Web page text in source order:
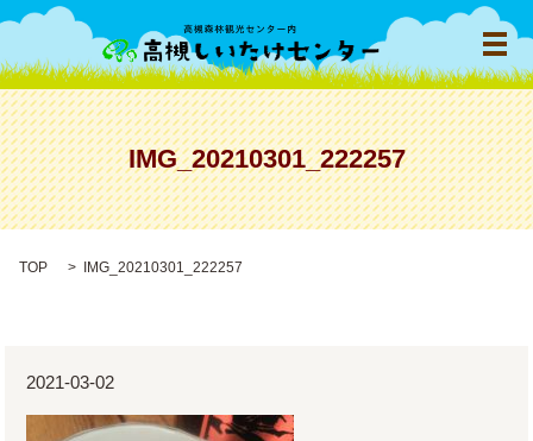
メ
IMG_20210301_222257
TOP IMG_20210301_222257
2021-03-02